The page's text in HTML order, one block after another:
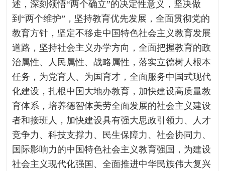
述，深刻领悟“两个确立”的决定性意义，坚决做
到“两个维护”，坚持教育优先发展，全面贯彻党的
教育方针，坚定不移走中国特色社会主义教育发展
道路，坚持社会主义办学方向，全面把握教育的政
治属性、人民属性、战略属性，落实立德树人根本
任务，为党育人、为国育才，全面服务中国式现代
化建设，扎根中国大地办教育，加快建设高质量教
育体系，培养德智体美劳全面发展的社会主义建设
者和接班人，加快建设具有强大思政引领力、人才
竞争力、科技支撑力、民生保障力、社会协同力、
国际影响力的中国特色社会主义教育强国，为建设
社会主义现代化强国、全面推进中华民族伟大复兴